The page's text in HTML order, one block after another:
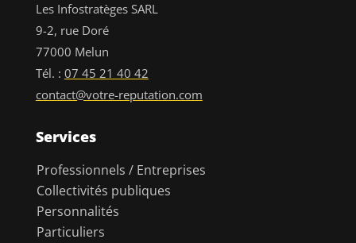
Les Infostratèges SARL
9-2, rue Doré
77000 Melun
Tél. : 07 45 21 40 42
contact@votre-reputation.com
Services
Professionnels / Entreprises
Collectivités publiques
Personnalités
Particuliers